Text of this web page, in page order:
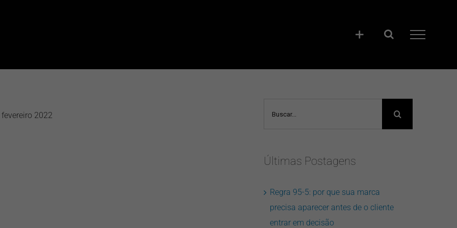
fevereiro 2022
Últimas Postagens
Regra 95-5: por que sua marca
precisa aparecer antes de o cliente
entrar em decisão